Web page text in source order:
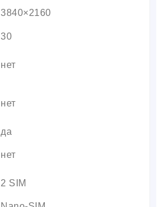
3840×2160
30
нет
нет
да
нет
2 SIM